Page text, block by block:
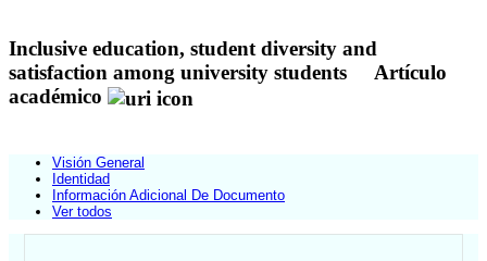
Inclusive education, student diversity and
satisfaction among university students
Artículo
académico
Visión General
Identidad
Información Adicional De Documento
Ver todos